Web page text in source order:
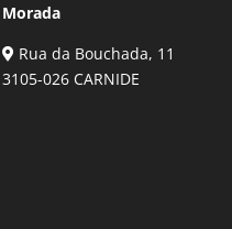
Morada
Rua da Bouchada, 11
3105-026 CARNIDE